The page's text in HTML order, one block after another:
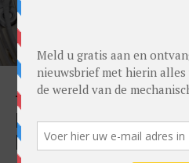
NEWS NIEUWS
DE EINDELOZE
DE AUTOMATON